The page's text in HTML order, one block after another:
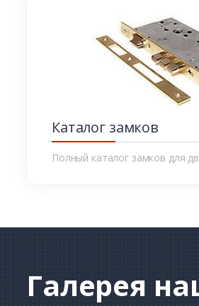
Каталог замков
Полный каталог замков для
Галерея